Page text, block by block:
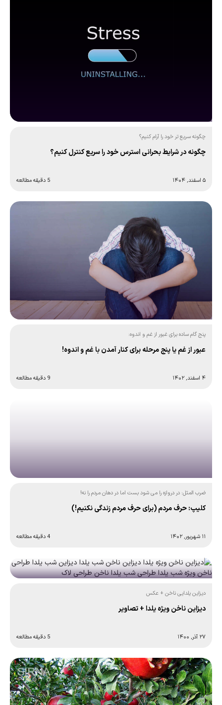
چگونه سریع تر خود را آرام کنیم؟
چگونه در شرایط بحرانی استرس خود را سریع کنترل کنیم؟
۵ اسفند, ۱۴۰۴ 5 دقیقه مطالعه
پنج گام ساده برای غبور از غم و اندوه:
عبور از غم یا پنج مرحله برای کنار آمدن با غم و اندوه!
۴ اسفند, ۱۴۰۲ 9 دقیقه مطالعه
ضرب المثل: در دروازه را می شود بست اما در دهان مردم را نه!
کلیپ: حرف مردم (برای حرف مردم زندگی نکنیم!)
۱۱ شهریور, ۱۴۰۲ 4 دقیقه مطالعه
دیزاین یلدایی ناخن + عکس
دیزاین ناخن ویژه یلدا + تصاویر
۲۷ آذر, ۱۴۰۰ 5 دقیقه مطالعه